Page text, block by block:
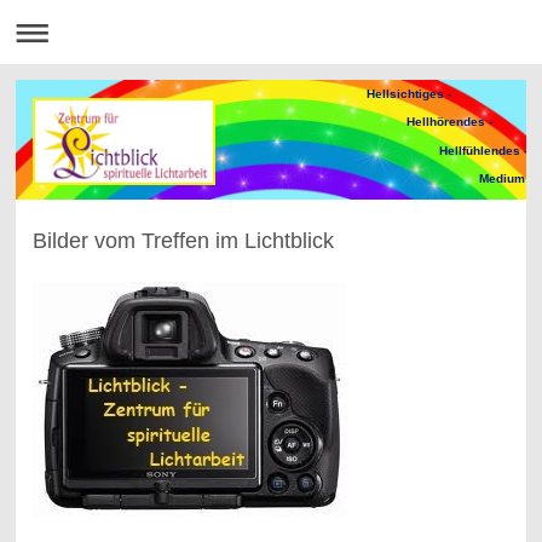
Hellsichtiges -
Hellhörendes -
Hellfühlendes -
Medium
Bilder vom Treffen im Lichtblick